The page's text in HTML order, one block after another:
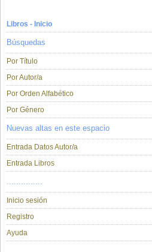
Libros - Inicio
Búsquedas
Por Título
Por Autor/a
Por Orden Alfabético
Por Género
Nuevas altas en este espacio
Entrada Datos Autor/a
Entrada Libros
...............
Inicio sesión
Registro
Ayuda